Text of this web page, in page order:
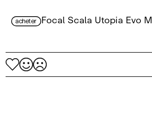
acheter Focal Scala Utopia Evo M